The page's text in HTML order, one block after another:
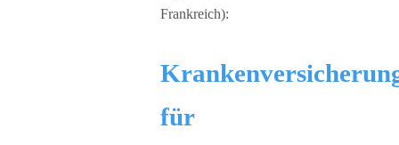
Frankreich):
für